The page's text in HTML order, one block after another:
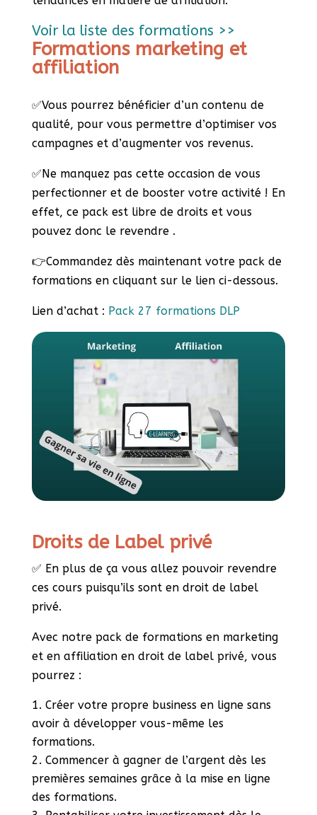
Voir la liste des formations >>
Formations marketing et
affiliation
✅Vous pourrez bénéficier d’un contenu de
qualité, pour vous permettre d’optimiser vos
campagnes et d’augmenter vos revenus.
✅Ne manquez pas cette occasion de vous
perfectionner et de booster votre activité ! En
effet, ce pack est libre de droits et vous
pouvez donc le revendre .
👉Commandez dès maintenant votre pack de
formations en cliquant sur le lien ci-dessous.
Lien d’achat : Pack 27 formations DLP
Droits de Label privé
✅ En plus de ça vous allez pouvoir revendre
ces cours puisqu’ils sont en droit de label
privé.
Avec notre pack de formations en marketing
et en affiliation en droit de label privé, vous
pourrez :
Créer votre propre business en ligne sans
avoir à développer vous-même les
formations.
Commencer à gagner de l’argent dès les
premières semaines grâce à la mise en ligne
des formations.